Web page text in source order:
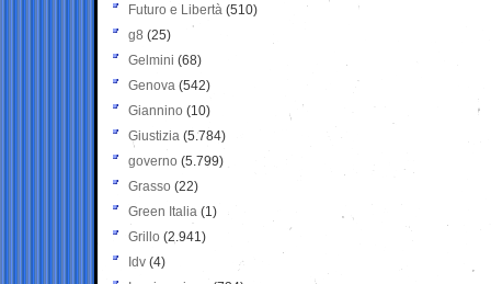
Futuro e Libertà (510)
g8 (25)
Gelmini (68)
Genova (542)
Giannino (10)
Giustizia (5.784)
governo (5.799)
Grasso (22)
Green Italia (1)
Grillo (2.941)
Idv (4)